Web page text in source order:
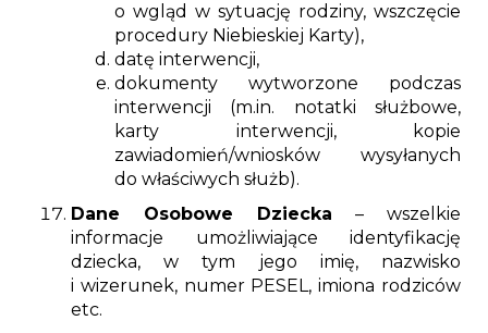
o wgląd w sytuację rodziny, wszczęcie
procedury Niebieskiej Karty),
datę interwencji,
dokumenty wytworzone podczas
interwencji (m.in. notatki służbowe,
karty interwencji, kopie
zawiadomień/wniosków wysyłanych
do właściwych służb).
Dane Osobowe Dziecka – wszelkie
informacje umożliwiające identyfikację
dziecka, w tym jego imię, nazwisko
i wizerunek, numer PESEL, imiona rodziców
etc.